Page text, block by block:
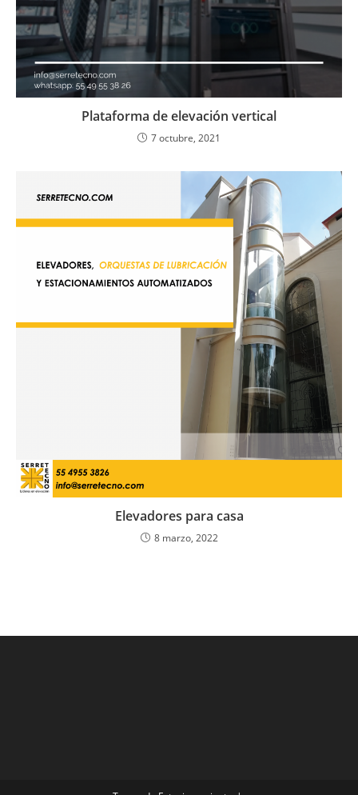
Plataforma de elevación vertical
7 octubre, 2021
Elevadores para casa
8 marzo, 2022